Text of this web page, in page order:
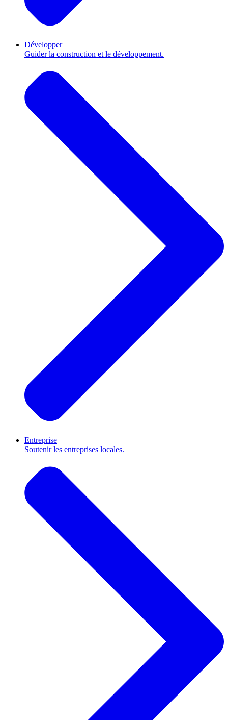
Développer
Guider la construction et le développement.
Entreprise
Soutenir les entreprises locales.